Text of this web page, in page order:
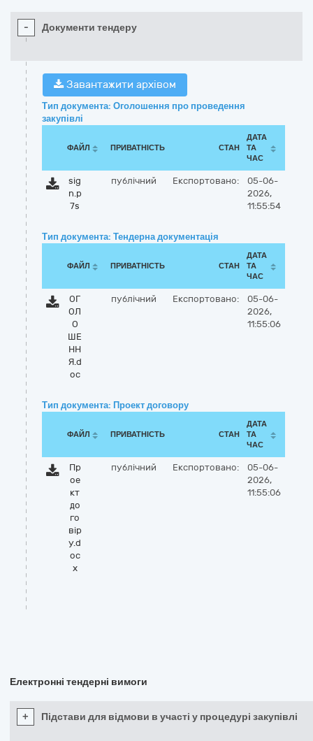
- Документи тендеру
Завантажити архівом
Тип документа: Оголошення про проведення
закупівлі
ФАЙЛ ПРИВАТНІСТЬ СТАН
ДАТА
ТА
ЧАС
sig
n.p
7s
публічний Експортовано:
05-06-
2026,
11:55:54
Тип документа: Тендерна документація
ФАЙЛ ПРИВАТНІСТЬ СТАН
ДАТА
ТА
ЧАС
ОГ
ОЛ
О
ШЕ
НН
Я.d
oc
публічний Експортовано:
05-06-
2026,
11:55:06
Тип документа: Проект договору
ФАЙЛ ПРИВАТНІСТЬ СТАН
ДАТА
ТА
ЧАС
Пр
ое
кт
до
го
вір
у.d
oc
x
публічний Експортовано:
05-06-
2026,
11:55:06
Електронні тендерні вимоги
+ Підстави для відмови в участі у процедурі закупівлі